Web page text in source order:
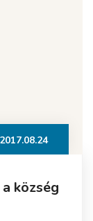
2017.08.24
község